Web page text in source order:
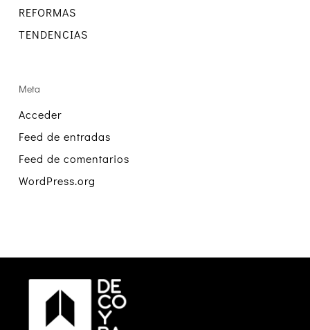
REFORMAS
TENDENCIAS
Meta
Acceder
Feed de entradas
Feed de comentarios
WordPress.org